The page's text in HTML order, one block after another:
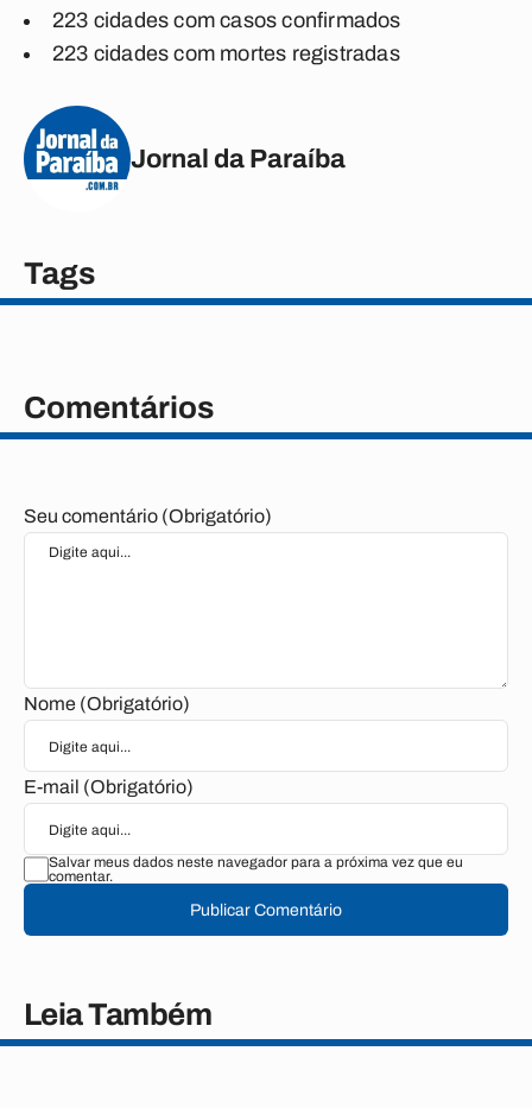
223 cidades com casos confirmados
223 cidades com mortes registradas
Jornal da Paraíba
Tags
Comentários
Seu comentário (Obrigatório)
Nome (Obrigatório)
E-mail (Obrigatório)
Salvar meus dados neste navegador para a próxima vez que eu
comentar.
Publicar Comentário
Leia Também